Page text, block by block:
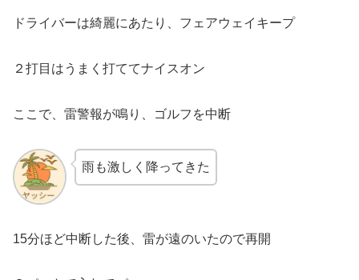
ドライバーは綺麗にあたり、フェアウェイキープ
２打目はうまく打ててナイスオン
ここで、雷警報が鳴り、ゴルフを中断
雨も激しく降ってきた
15分ほど中断した後、雷が遠のいたので再開